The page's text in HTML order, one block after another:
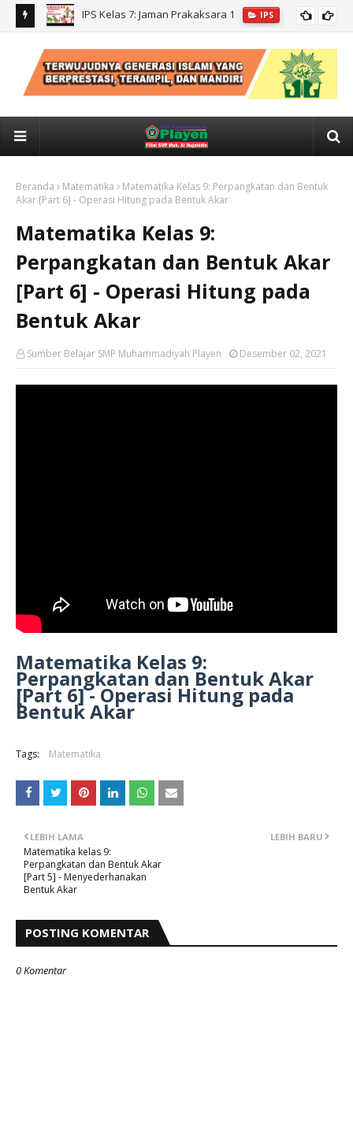
IPS kelas 7: CUACA, IKLIM, KONDISI GEOLOGIS INDONESIA
IPS
Beranda Matematika
Matematika Kelas 9: Perpangkatan dan Bentuk
Akar [Part 6] - Operasi Hitung pada Bentuk Akar
Matematika Kelas 9:
Perpangkatan dan Bentuk Akar
[Part 6] - Operasi Hitung pada
Bentuk Akar
Sumber Belajar SMP Muhammadiyah Playen Desember 02, 2021
Matematika Kelas 9:
Perpangkatan dan Bentuk Akar
[Part 6] - Operasi Hitung pada
Bentuk Akar
Tags: Matematika
LEBIH BARU
LEBIH LAMA
Matematika kelas 9:
Perpangkatan dan Bentuk Akar
[Part 5] - Menyederhanakan
Bentuk Akar
POSTING KOMENTAR
0 Komentar